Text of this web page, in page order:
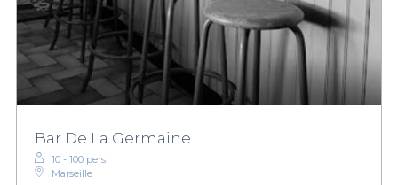
Bar De La Germaine
10 - 100 pers.
Marseille